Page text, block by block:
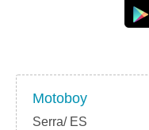
Motoboy
Serra/ ES